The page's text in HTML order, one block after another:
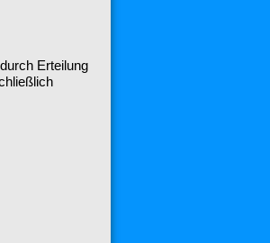
Erteilung